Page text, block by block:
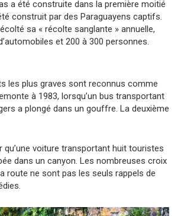
a été construite dans la première moitié
construit par des Paraguayens captifs.
sa « récolte sanglante » annuelle,
et 200 à 300 personnes.
les plus graves sont reconnus comme
à 1983, lorsqu’un bus transportant
a plongé dans un gouffre. La deuxième
qu’une voiture transportant huit touristes
dans un canyon. Les nombreuses croix
route ne sont pas les seuls rappels de